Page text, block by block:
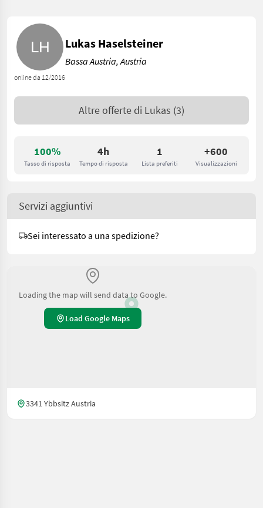
100%
Tasso di risposta
4h
Tempo di risposta
1
Lista preferiti
+600
Visualizzazioni
online da 12/2016
Lukas Haselsteiner
Bassa Austria, Austria
Altre offerte di Lukas (3)
Servizi aggiuntivi
Sei interessato a una spedizione?
Loading the map will send data to Google.
Load Google Maps
3341 Ybbsitz Austria